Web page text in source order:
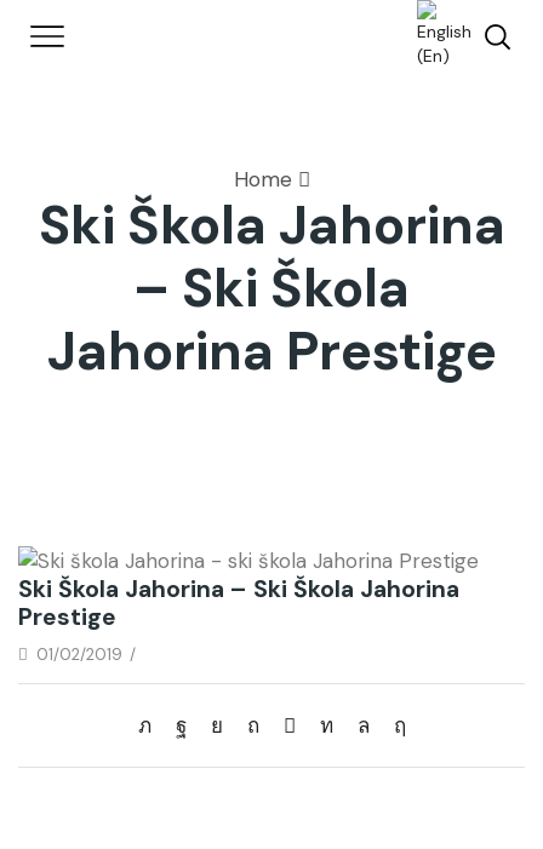
Home
Ski Škola Jahorina
– Ski Škola
Jahorina Prestige
Ski Škola Jahorina – Ski Škola Jahorina
Prestige
01/02/2019 /